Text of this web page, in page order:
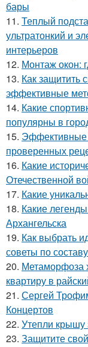
бары
11. Теплый
ультратонкий и
интерьеров
12. Монтаж окон:
13. Как защитить
эффективные
14. Какие
популярны в
15. Эффективные
проверенных
16. Какие
Отечественной
17. Какие
18. Какие
Архангельска
19. Как выбрать
советы по
20. Метаморфоза
квартиру в
21. Сергей
Концертов
22. Утепли крышу
23. Защитите